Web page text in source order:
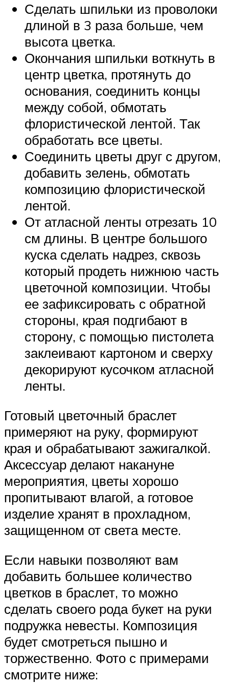
Сделать шпильки из проволоки
длиной в 3 раза больше, чем
высота цветка.
Окончания шпильки воткнуть в
центр цветка, протянуть до
основания, соединить концы
между собой, обмотать
флористической лентой. Так
обработать все цветы.
Соединить цветы друг с другом,
добавить зелень, обмотать
композицию флористической
лентой.
От атласной ленты отрезать 10
см длины. В центре большого
куска сделать надрез, сквозь
который продеть нижнюю часть
цветочной композиции. Чтобы
ее зафиксировать с обратной
стороны, края подгибают в
сторону, с помощью пистолета
заклеивают картоном и сверху
декорируют кусочком атласной
ленты.
Готовый цветочный браслет
примеряют на руку, формируют
края и обрабатывают зажигалкой.
Аксессуар делают накануне
мероприятия, цветы хорошо
пропитывают влагой, а готовое
изделие хранят в прохладном,
защищенном от света месте.
Если навыки позволяют вам
добавить большее количество
цветков в браслет, то можно
сделать своего рода букет на руки
подружка невесты. Композиция
будет смотреться пышно и
торжественно. Фото с примерами
смотрите ниже: